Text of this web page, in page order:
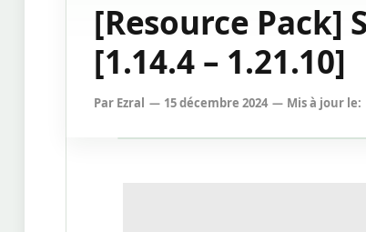
[Resource Pack]
[1.14.4 – 1.21.10]
Par Ezral 15 décembre 2024 Mis à jour le: